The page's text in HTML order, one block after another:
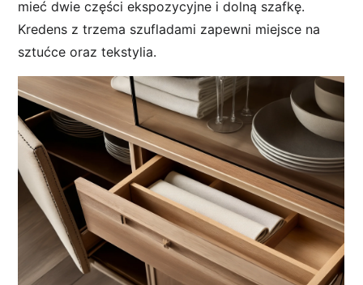
mieć dwie części ekspozycyjne i dolną szafkę.
Kredens z trzema szufladami zapewni miejsce na
sztućce oraz tekstylia.